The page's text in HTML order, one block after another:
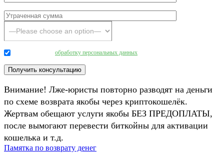
обработку персональных данных
Внимание! Лже-юристы повторно разводят на деньги
по схеме возврата якобы через криптокошелёк.
Жертвам обещают услуги якобы БЕЗ ПРЕДОПЛАТЫ,
после вымогают перевести биткойны для активации
кошелька и т.д.
Памятка по возврату денег